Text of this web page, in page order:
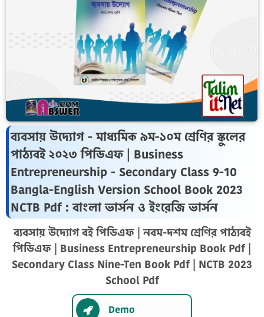
ব্যবসায় উদ্যোগ - মাধ্যমিক ৯ম-১০ম শ্রেণির স্কুলের
পাঠ্যবই ২০২৩ পিডিএফ | Business
Entrepreneurship - Secondary Class 9-10
Bangla-English Version School Book 2023
NCTB Pdf : বাংলা ভার্সন ও ইংরেজি ভার্সন
ব্যবসায় উদ্যোগ বই পিডিএফ | নবম-দশম শ্রেণির পাঠ্যবই
পিডিএফ | Business Entrepreneurship Book Pdf |
Secondary Class Nine-Ten Book Pdf | NCTB 2023
School Pdf
Demo